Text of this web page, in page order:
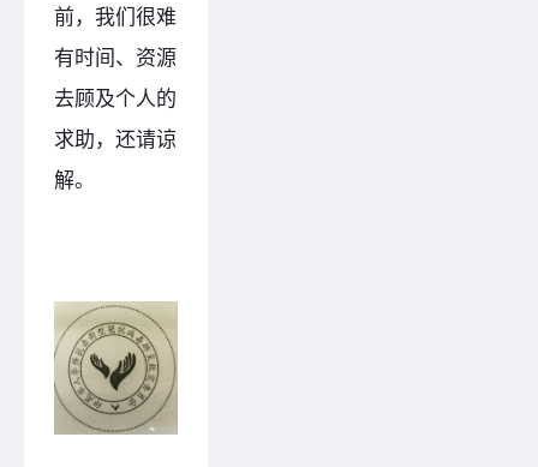
前，我们很难
有时间、资源
去顾及个人的
求助，还请谅
解。